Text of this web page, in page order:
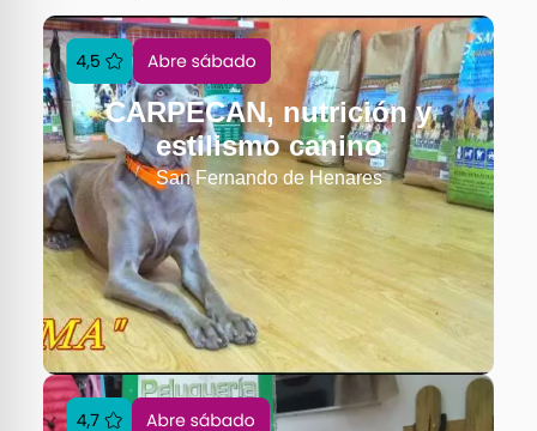
CARPECAN, nutrición y
estilismo canino
San Fernando de Henares